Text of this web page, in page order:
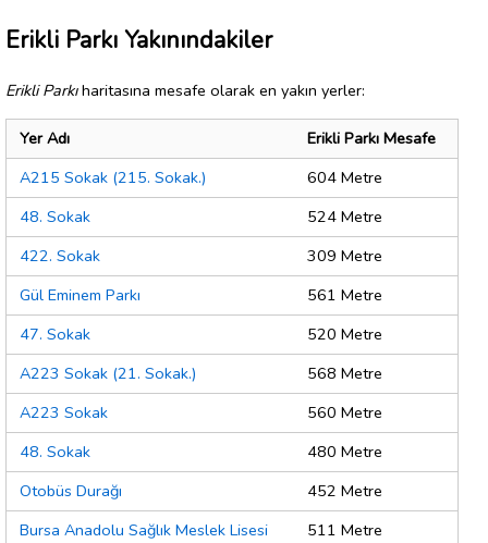
Erikli Parkı Yakınındakiler
Erikli Parkıharitasına mesafe olarak en yakın yerler:
Yer Adı
Erikli Parkı Mesafe
A215 Sokak (215. Sokak.)
604 Metre
48. Sokak
524 Metre
422. Sokak
309 Metre
Gül Eminem Parkı
561 Metre
47. Sokak
520 Metre
A223 Sokak (21. Sokak.)
568 Metre
A223 Sokak
560 Metre
48. Sokak
480 Metre
Otobüs Durağı
452 Metre
Bursa Anadolu Sağlık Meslek Lisesi
511 Metre